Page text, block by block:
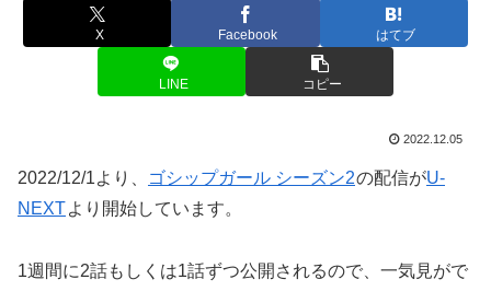
X Facebook はてブ
LINE コピー
2022.12.05
2022/12/1より、 ゴシップガール シーズン2の配信がU-
NEXTより開始しています。
1週間に2話もしくは1話ずつ公開されるので、一気見がで